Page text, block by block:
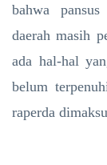
bahwa
daerah masih
ada hal-hal
belum
raperda